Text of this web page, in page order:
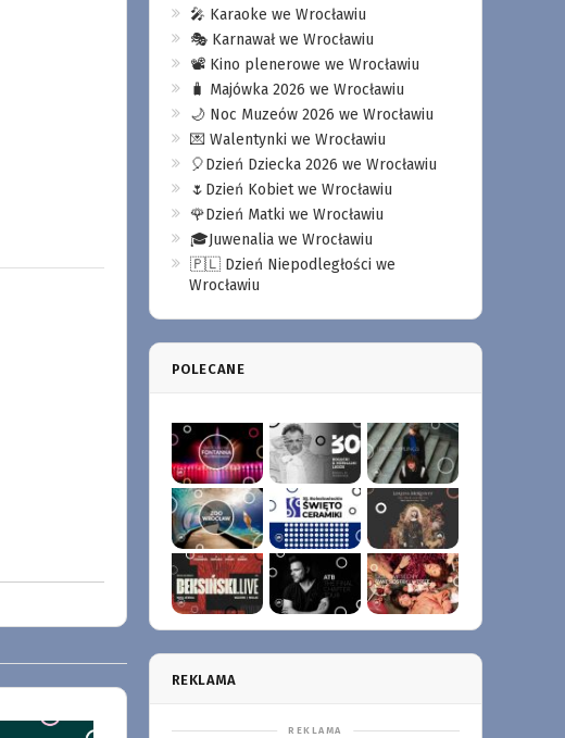
🎤 Karaoke we Wrocławiu
🎭 Karnawał we Wrocławiu
📽️ Kino plenerowe we Wrocławiu
🧳 Majówka 2026 we Wrocławiu
🌙 Noc Muzeów 2026 we Wrocławiu
💌 Walentynki we Wrocławiu
🎈Dzień Dziecka 2026 we Wrocławiu
🌷Dzień Kobiet we Wrocławiu
🌹Dzień Matki we Wrocławiu
🎓Juwenalia we Wrocławiu
🇵🇱 Dzień Niepodległości we
Wrocławiu
POLECANE
REKLAMA